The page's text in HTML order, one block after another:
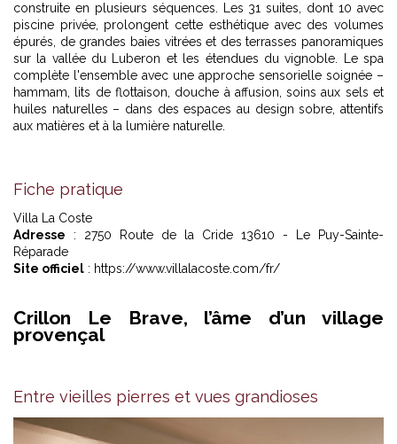
construite en plusieurs séquences. Les 31 suites, dont 10 avec
piscine privée, prolongent cette esthétique avec des volumes
épurés, de grandes baies vitrées et des terrasses panoramiques
sur la vallée du Luberon et les étendues du vignoble. Le spa
complète l'ensemble avec une approche sensorielle soignée –
hammam, lits de flottaison, douche à affusion, soins aux sels et
huiles naturelles – dans des espaces au design sobre, attentifs
aux matières et à la lumière naturelle.
Fiche pratique
Villa La Coste
Adresse : 2750 Route de la Cride 13610 - Le Puy-Sainte-
Réparade
Site officiel : https://www.villalacoste.com/fr/
Crillon Le Brave, l’âme d’un village
provençal
Entre vieilles pierres et vues grandioses